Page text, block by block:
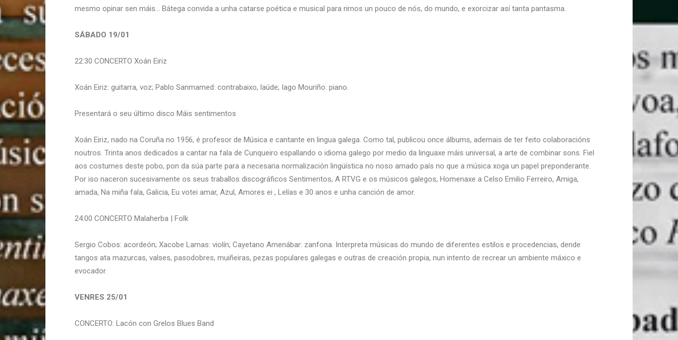
mesmo opinar sen máis… Bátega convida a unha catarse poética e musical para rirnos un pouco de nós, do mundo, e exorcizar así tanta pantasma.
SÁBADO 19/01
22:30 CONCERTO Xoán Eiriz
Xoán Eiriz: guitarra, voz; Pablo Sanmamed: contrabaixo, laúde; Iago Mouriño: piano.
Presentará o seu último disco Máis sentimentos
Xoán Eiriz, nado na Coruña no 1956, é profesor de Música e cantante en lingua galega. Como tal, publicou once álbums, ademais de ter feito colaboracións
noutros. Trinta anos dedicados a cantar na fala de Cunqueiro espallando o idioma galego por medio da linguaxe máis universal, a arte de combinar sons. Fiel
aos costumes deste pobo, pon da súa parte para a necesaria normalización lingüística no noso amado país no que a música xoga un papel preponderante.
Por iso naceron sucesivamente os seus traballos discográficos Sentimentos, A RTVG e os músicos galegos, Homenaxe a Celso Emilio Ferreiro, Amiga,
amada, Na miña fala, Galicia, Eu votei amar, Azul, Amores ei , Lelías e 30 anos e unha canción de amor.
24:00 CONCERTO Malaherba | Folk
Sergio Cobos: acordeón; Xacobe Lamas: violín; Cayetano Amenábar: zanfona. Interpreta músicas do mundo de diferentes estilos e procedencias, dende
tangos ata mazurcas, valses, pasodobres, muiñeiras, pezas populares galegas e outras de creación propia, nun intento de recrear un ambiente máxico e
evocador.
VENRES 25/01
CONCERTO: Lacón con Grelos Blues Band